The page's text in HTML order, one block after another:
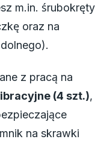
m.in. śrubokręty
oraz na
z pracą na
(4 szt.),
na skrawki